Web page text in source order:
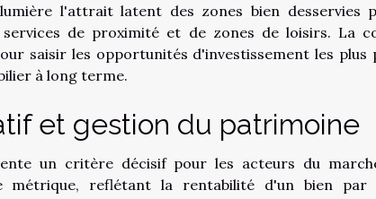
l'attrait latent des zones bien desservies
de proximité et de zones de loisirs. La
saisir les opportunités d'investissement les plus
à long terme.
et gestion du patrimoine
un critère décisif pour les acteurs du
métrique, reflétant la rentabilité d'un bien